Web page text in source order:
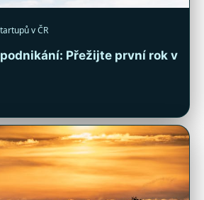
v ČR
Přežijte první rok v